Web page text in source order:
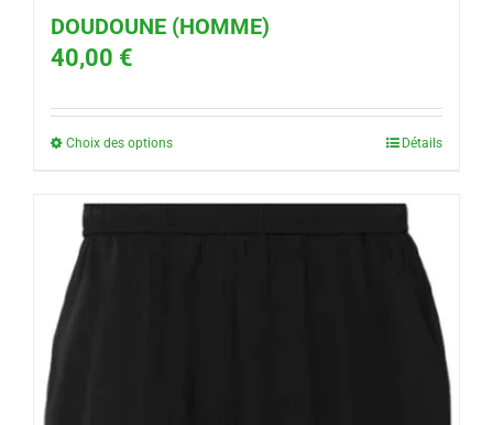
DOUDOUNE (HOMME)
40,00 €
Choix des options Détails